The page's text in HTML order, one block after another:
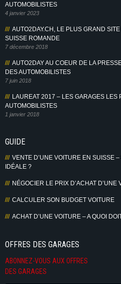
AUTOMOBILISTES
4 janvier 2023
AUTO2DAY.CH, LE PLUS GRAND
SUISSE ROMANDE
7 décembre 2018
AUTO2DAY AU COEUR DE LA
DES AUTOMOBILISTES
7 juin 2018
LAUREAT 2017 – LES GARAGES
AUTOMOBILISTES
1 janvier 2018
GUIDE
VENTE D’UNE VOITURE EN SUISSE
IDÉALE ?
NÉGOCIER LE PRIX D’ACHAT D’UNE
CALCULER SON BUDGET VOITURE
ACHAT D’UNE VOITURE – A QUOI
OFFRES DES GARAGES
ABONNEZ-VOUS AUX OFFRES
DES GARAGES